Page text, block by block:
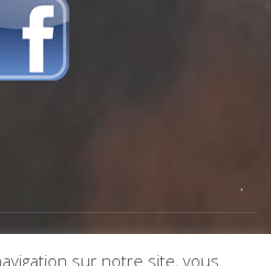
sur notre site, vous